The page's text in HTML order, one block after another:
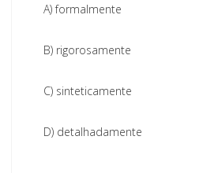
A)formalmente
B) rigorosamente
C) sinteticamente
D) detalhadamente